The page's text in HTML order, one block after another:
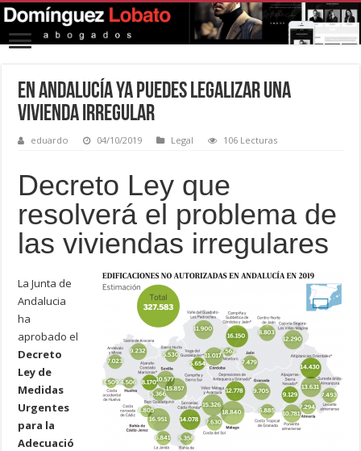
En Andalucía ya puedes legalizar una
vivienda irregular
eduardo 04/10/2019 Legal 106 Lecturas
Decreto Ley que
resolverá el problema de
las viviendas irregulares
La Junta de
Andalucia
ha
aprobado el
Decreto
Ley de
Medidas
Urgentes
para la
Adecuació